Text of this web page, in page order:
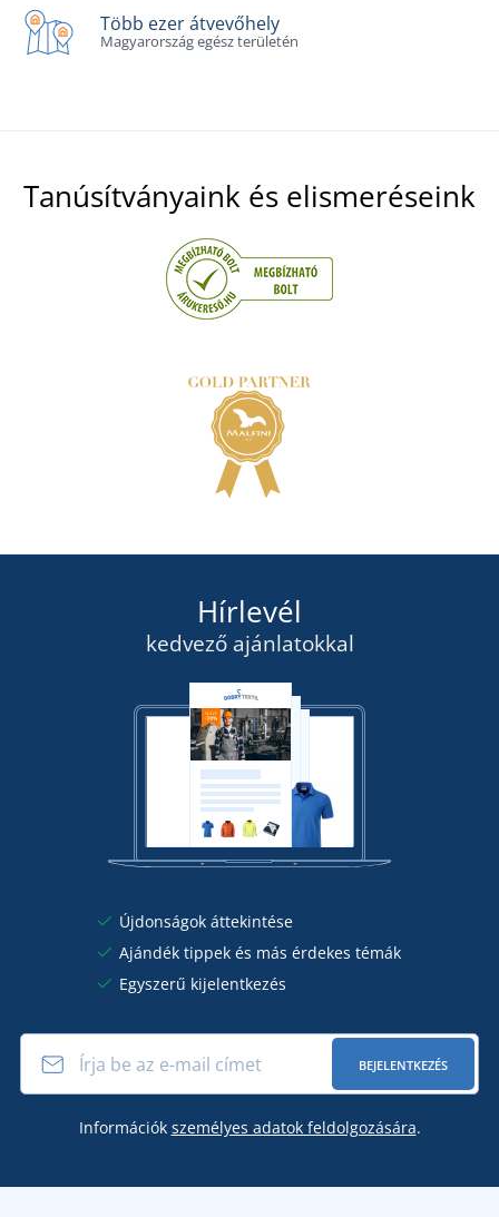
Több ezer átvevőhely
Magyarország egész területén
Tanúsítványaink és elismeréseink
Hírlevél
kedvező ajánlatokkal
Újdonságok áttekintése
Ajándék tippek és más érdekes témák
Egyszerű kijelentkezés
BEJELENTKEZÉS
Információk személyes adatok feldolgozására.